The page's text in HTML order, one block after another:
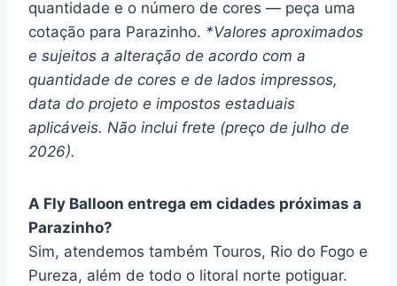
quantidade e o número de cores — peça uma
cotação para Parazinho. *Valores aproximados
e sujeitos a alteração de acordo com a
quantidade de cores e de lados impressos,
data do projeto e impostos estaduais
aplicáveis. Não inclui frete (preço de julho de
2026).
A Fly Balloon entrega em cidades próximas a
Parazinho?
Sim, atendemos também Touros, Rio do Fogo e
Pureza, além de todo o litoral norte potiguar.